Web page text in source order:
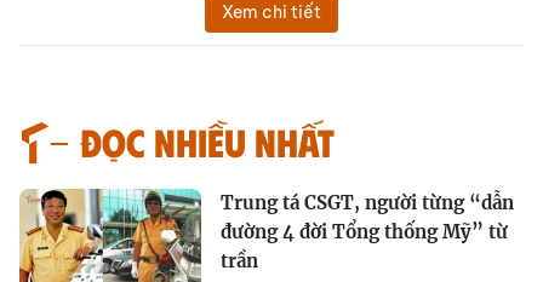
Xem chi tiết
Đọc nhiều nhất
Trung tá CSGT, người từng “dẫn
đường 4 đời Tổng thống Mỹ” từ
trần